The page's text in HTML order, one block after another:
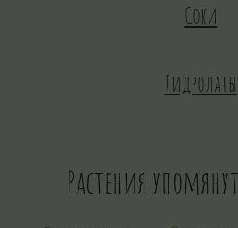
Соки
Гидролаты
Растения